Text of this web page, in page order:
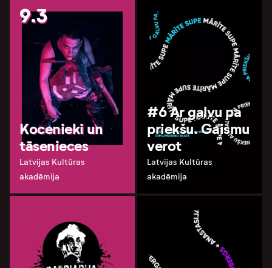
9.3
Kocenieki un
tāsenieces
Latvijas Kultūras
akadēmija
#6 Ar galvu pa
priekšu. Gaismu
verot
Latvijas Kultūras
akadēmija